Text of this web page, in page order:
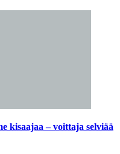
kisaajaa – voittaja selviää